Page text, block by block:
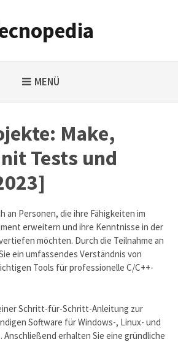
MENÜ
Make,
Tests und
an Personen, die ihre Fähigkeiten im
erweitern und ihre Kenntnisse in der
möchten. Durch die Teilnahme an
ein umfassendes Verständnis von
Tools für professionelle C/C++-
Schritt-für-Schritt-Anleitung zur
Software für Windows-, Linux- und
erhalten Sie eine gründliche